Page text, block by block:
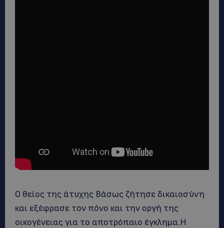
Ο θείος της άτυχης Βάσως ζήτησε δικαιοσύνη
και εξέφρασε τον πόνο και την οργή της
οικογένειας για το αποτρόπαιο έγκλημα.Η